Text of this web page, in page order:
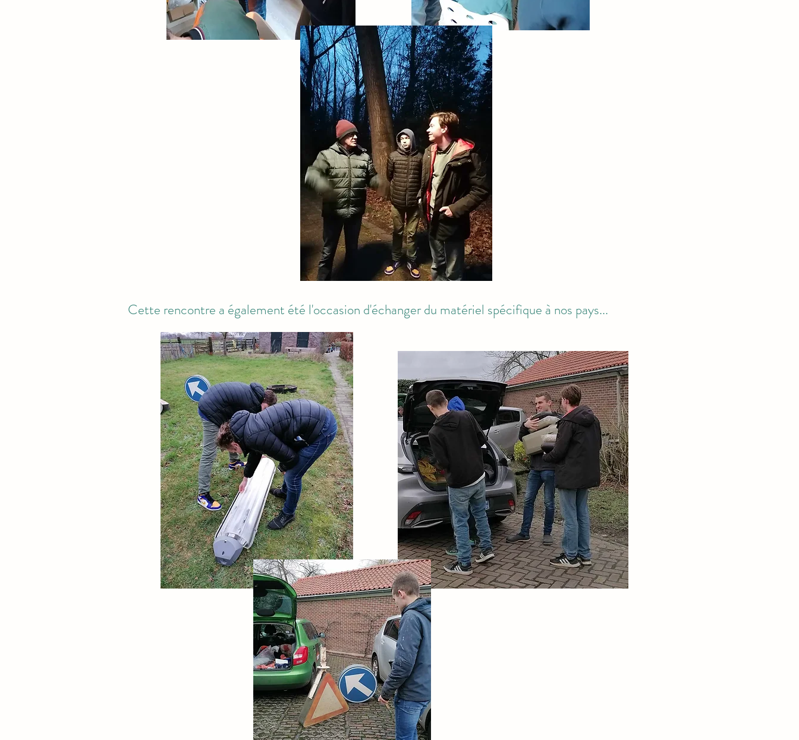
Cette rencontre a également été l'occasion d'échanger du matériel spécifique à nos pays...